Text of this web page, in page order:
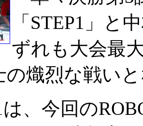
「STEP1」と
ずれも大会最
の熾烈な戦い
、今回の